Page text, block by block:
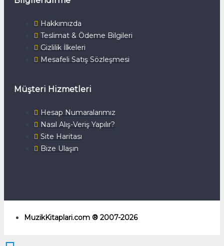
Hakkımızda
Teslimat & Ödeme Bilgileri
Gizlilik İlkeleri
Mesafeli Satış Sözleşmesi
Müşteri Hizmetleri
Hesap Numaralarımız
Nasıl Alış-Veriş Yapılır?
Site Haritası
Bize Ulaşın
MuzikKitaplari.com ® 2007-2026